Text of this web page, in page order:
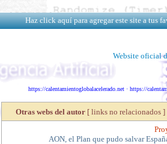
Haz click aquí para agregar este site a tus
Website oficial
https://calentamientoglobalacelerado.net· https://
Otras webs del autor [ links no relacionados ]
AON, el Plan que pudo salvar